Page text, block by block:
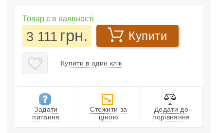
Товар є в наявності
3 111 грн. Купити
Купити в один клік
Задати
питання
Стежити за
ціною
Додати до
порівняння